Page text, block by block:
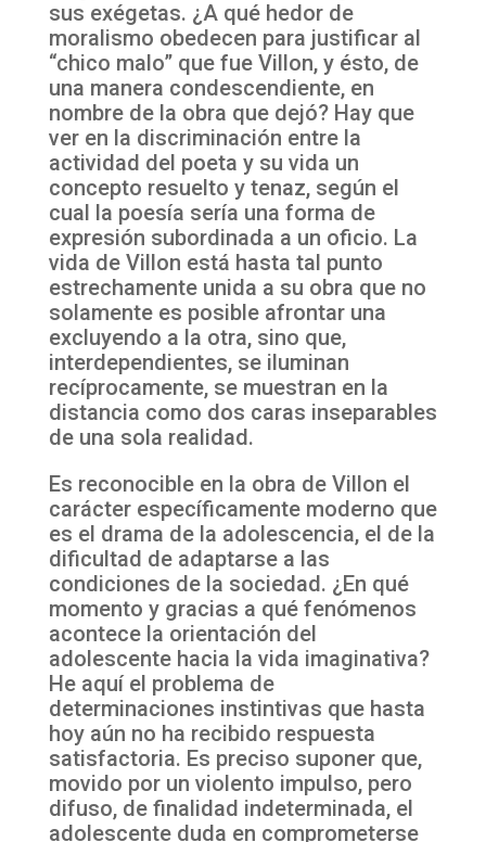
sus exégetas. ¿A qué hedor de
moralismo obedecen para justificar al
“chico malo” que fue Villon, y ésto, de
una manera condescendiente, en
nombre de la obra que dejó? Hay que
ver en la discriminación entre la
actividad del poeta y su vida un
concepto resuelto y tenaz, según el
cual la poesía sería una forma de
expresión subordinada a un oficio. La
vida de Villon está hasta tal punto
estrechamente unida a su obra que no
solamente es posible afrontar una
excluyendo a la otra, sino que,
interdependientes, se iluminan
recíprocamente, se muestran en la
distancia como dos caras inseparables
de una sola realidad.
Es reconocible en la obra de Villon el
carácter específicamente moderno que
es el drama de la adolescencia, el de la
dificultad de adaptarse a las
condiciones de la sociedad. ¿En qué
momento y gracias a qué fenómenos
acontece la orientación del
adolescente hacia la vida imaginativa?
He aquí el problema de
determinaciones instintivas que hasta
hoy aún no ha recibido respuesta
satisfactoria. Es preciso suponer que,
movido por un violento impulso, pero
difuso, de finalidad indeterminada, el
adolescente duda en comprometerse